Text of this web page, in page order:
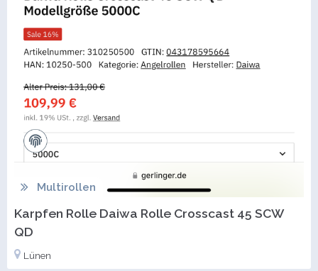
Multirollen
Karpfen Rolle Daiwa Rolle Crosscast 45 SCW
QD
Lünen